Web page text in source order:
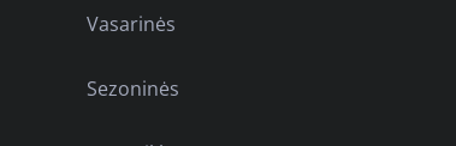
Vasarinės
Sezoninės